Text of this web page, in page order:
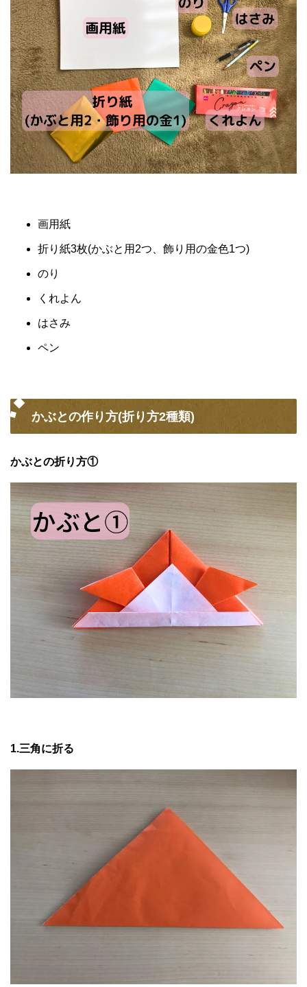
画用紙
折り紙3枚(かぶと用2つ、飾り用の金色1つ)
のり
くれよん
はさみ
ペン
かぶとの作り方(折り方2種類)
かぶとの折り方①
1.三角に折る